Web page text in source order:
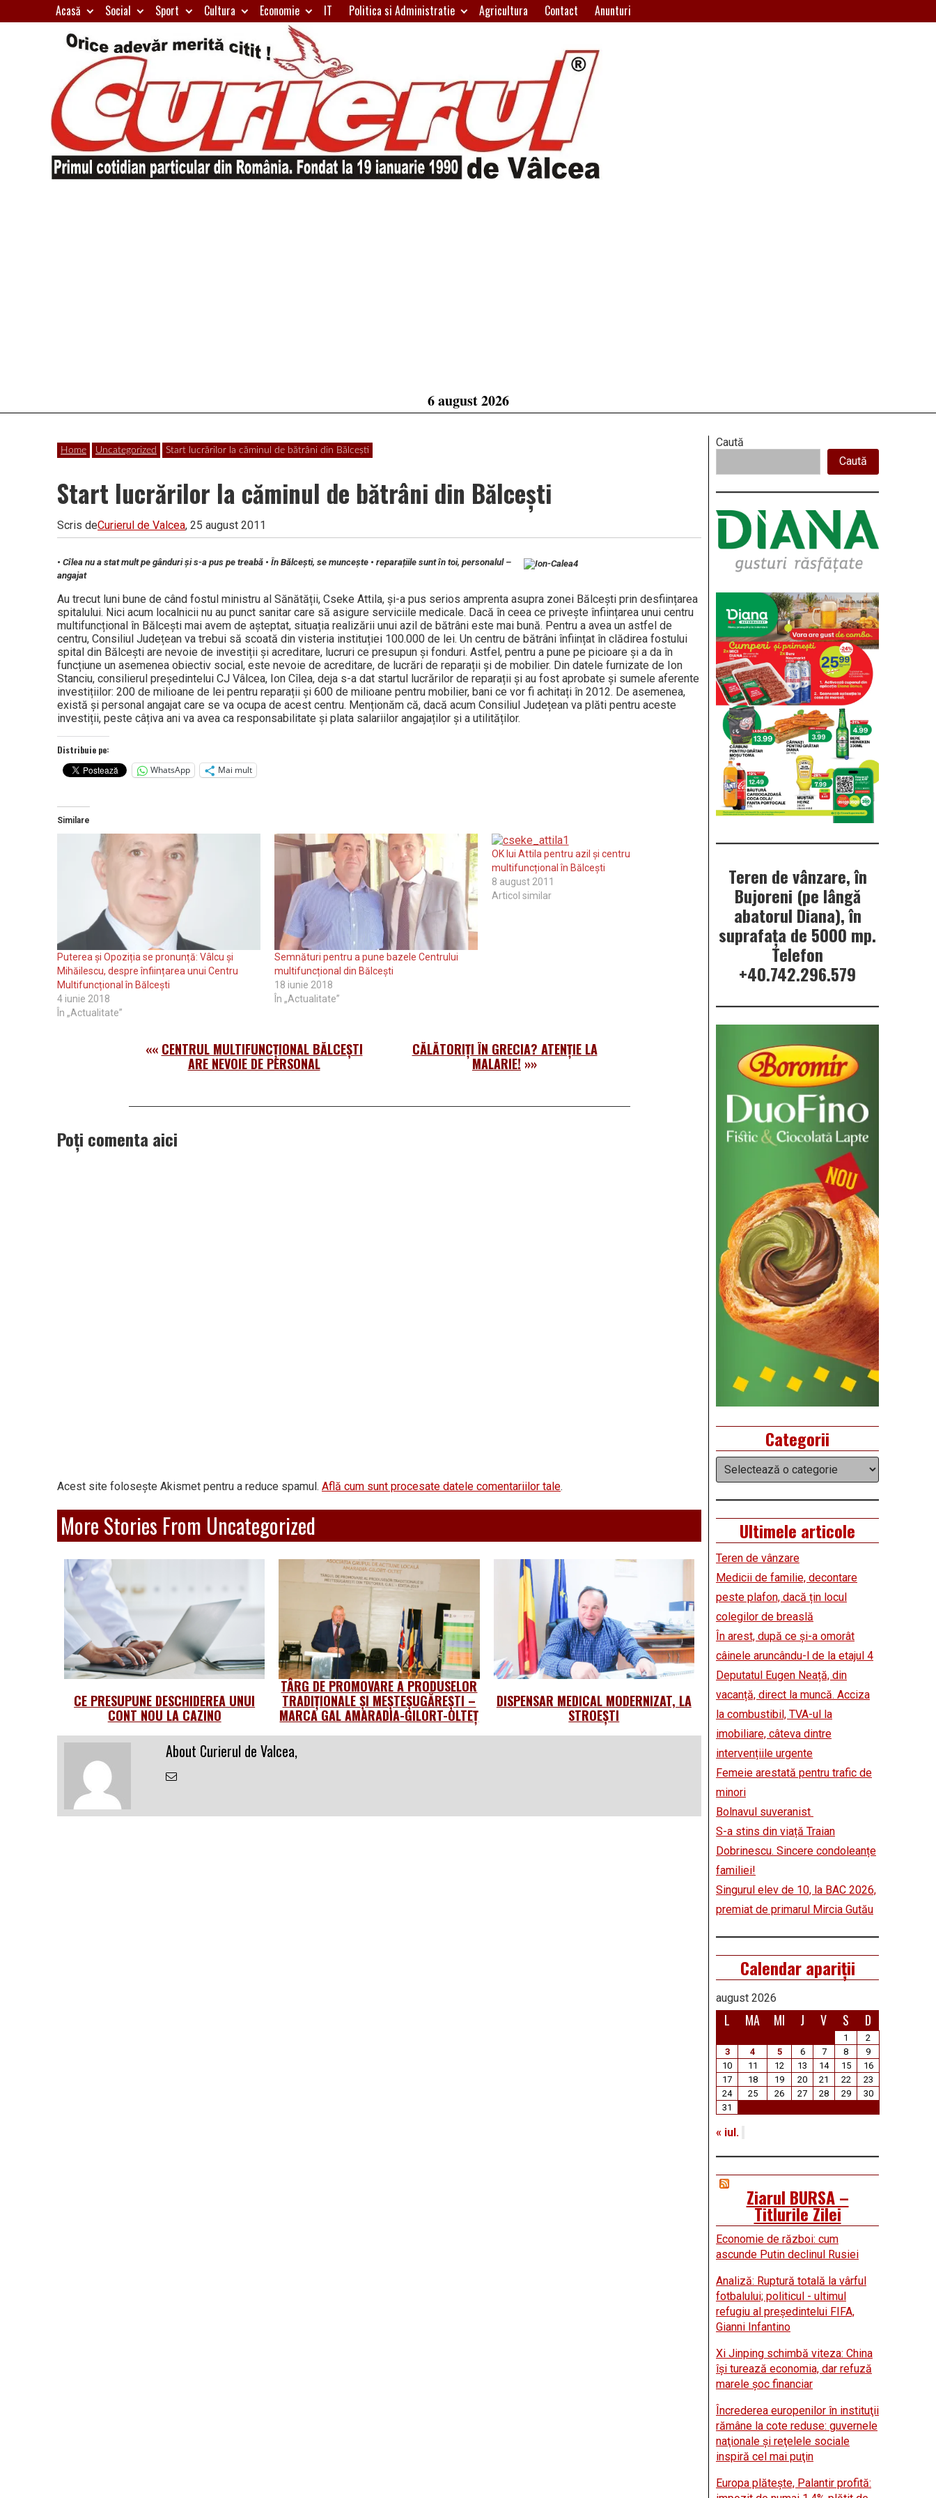
to
Acasă Social Sport Cultura Economie IT Politica si Administratie Agricultura Contact Anunturi
6 august 2026
Home Uncategorized Start lucrărilor la căminul de bătrâni din Bălcești
Start lucrărilor la căminul de bătrâni din Bălcești
Scris deCurierul de Valcea, 25 august 2011
• Cîlea nu a stat mult pe gânduri și s-a pus pe treabă • În Bălcești, se muncește • reparațiile sunt în toi, personalul –
angajat
Au trecut luni bune de când fostul ministru al Sănătății, Cseke Attila, și-a pus serios amprenta asupra zonei Băl­cești prin desființarea
spitalului. Nici acum localnicii nu au punct sanitar care să asigure serviciile medicale. Dacă în ceea ce privește înființarea unui centru
multifuncțional în Bălcești mai avem de așteptat, situația reali­ză­rii unui azil de bătrâni este mai bună. Pentru a avea un astfel de
centru, Consiliul Județean va trebui să scoată din visteria instituției 100.000 de lei. Un centru de bătrâni înființat în clăd­i­rea fostului
spital din Bălcești are ne­vo­ie de investiții și acreditare, lucruri ce presupun și fonduri. Astfel, pentru a pune pe picioare și a da în
funcțiune un asemenea obiectiv social, este ne­voie de acreditare, de lucrări de repa­rații și de mobilier. Din datele furnizate de Ion
Stanciu, consilierul președin­te­lui CJ Vâlcea, Ion Cîlea, deja s-a dat startul lucrărilor de reparații și au fost apro­bate și sumele aferente
investi­ții­lor: 200 de milioane de lei pentru repa­ra­ții și 600 de milioane pentru mobilier, bani ce vor fi achitați în 2012. De ase­me­nea,
există și personal angajat care se va ocupa de acest centru. Men­țio­năm că, dacă acum Consiliul Județean va plăti pentru aceste
investiții, peste câțiva ani va avea ca responsabilitate și plata salariilor angajaților și a utilităților.
Distribuie pe:
WhatsApp
Mai mult
Similare
Puterea și Opoziția se pronunță: Vâlcu și
Mihăilescu, despre înființarea unui Centru
Multifuncțional în Bălcești
4 iunie 2018
În „Actualitate”
Semnături pentru a pune bazele Centrului
multifuncțional din Bălcești
18 iunie 2018
În „Actualitate”
OK lui Attila pentru azil și centru
multifuncțional în Bălcești
8 august 2011
Articol similar
«« CENTRUL MULTIFUNCȚIONAL BĂLCEȘTI
ARE NEVOIE DE PERSONAL
CĂLĂTORIȚI ÎN GRECIA? ATENȚIE LA
MALARIE! »»
Poți comenta aici
Acest site folosește Akismet pentru a reduce spamul. Află cum sunt procesate datele comentariilor tale.
More Stories From Uncategorized
CE PRESUPUNE DESCHIDEREA UNUI
CONT NOU LA CAZINO
TÂRG DE PROMOVARE A PRODUSELOR
TRADIȚIONALE ȘI MEȘTEȘUGĂREȘTI –
MARCA GAL AMARADIA-GILORT-OLTEȚ
DISPENSAR MEDICAL MODERNIZAT, LA
STROEȘTI
About Curierul de Valcea,
Email
Right
Asides
Caută
Caută
Teren de vânzare, în
Bujoreni (pe lângă
abatorul Diana), în
suprafața de 5000 mp.
Telefon
+40.742.296.579
Categorii
Categorii
Ultimele articole
Teren de vânzare
Medicii de familie, decontare
peste plafon, dacă țin locul
colegilor de breaslă
În arest, după ce și-a omorât
câinele aruncându-l de la etajul 4
Deputatul Eugen Neață, din
vacanță, direct la muncă. Acciza
la combustibil, TVA-ul la
imobiliare, câteva dintre
intervențiile urgente
Femeie arestată pentru trafic de
minori
Bolnavul suveranist
S-a stins din viață Traian
Dobrinescu. Sincere condoleanțe
familiei!
Singurul elev de 10, la BAC 2026,
premiat de primarul Mircia Gutău
Calendar apariții
august 2026
L MA MI J V S D
1
2
3
4 5 6 7 8
9
10
11 12 13 14 15
16
17
18 19 20 21 22
23
24
25 26 27 28 29
30
31
« iul.
Ziarul BURSA –
Titlurile Zilei
Economie de război: cum
ascunde Putin declinul Rusiei
Analiză: Ruptură totală la vârful
fotbalului; politicul - ultimul
refugiu al preşedintelui FIFA,
Gianni Infantino
Xi Jinping schimbă viteza: China
îşi turează economia, dar refuză
marele şoc financiar
Încrederea europenilor în instituţii
rămâne la cote reduse: guvernele
naţionale şi reţelele sociale
inspiră cel mai puţin
Europa plăteşte, Palantir profită: